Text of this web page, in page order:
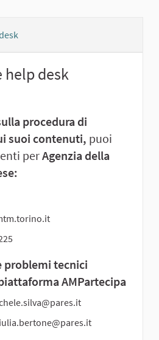
help desk
procedura di
suoi contenuti, puoi
perAgenzia della
problemi tecnici
AMPartecipa